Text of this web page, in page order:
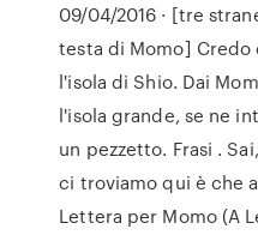
09/04/2016 · [tre
testa di Momo]
l'isola di Shio. Dai
l'isola grande, se ne
un pezzetto. Frasi .
ci troviamo qui è che
Lettera per Momo (A